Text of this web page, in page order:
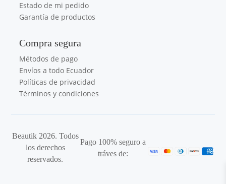
Estado de mi pedido
Garantía de productos
Compra segura
Métodos de pago
Envíos a todo Ecuador
Políticas de privacidad
Términos y condiciones
Beautik 2026. Todos
los derechos
reservados.
Pago 100% seguro a
tráves de: